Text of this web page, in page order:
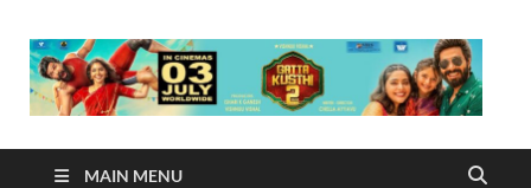
MAIN MENU